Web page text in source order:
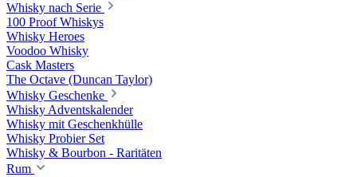
Whisky nach Serie
100 Proof Whiskys
Whisky Heroes
Voodoo Whisky
Cask Masters
The Octave (Duncan Taylor)
Whisky Geschenke
Whisky Adventskalender
Whisky mit Geschenkhülle
Whisky Probier Set
Whisky & Bourbon - Raritäten
Rum